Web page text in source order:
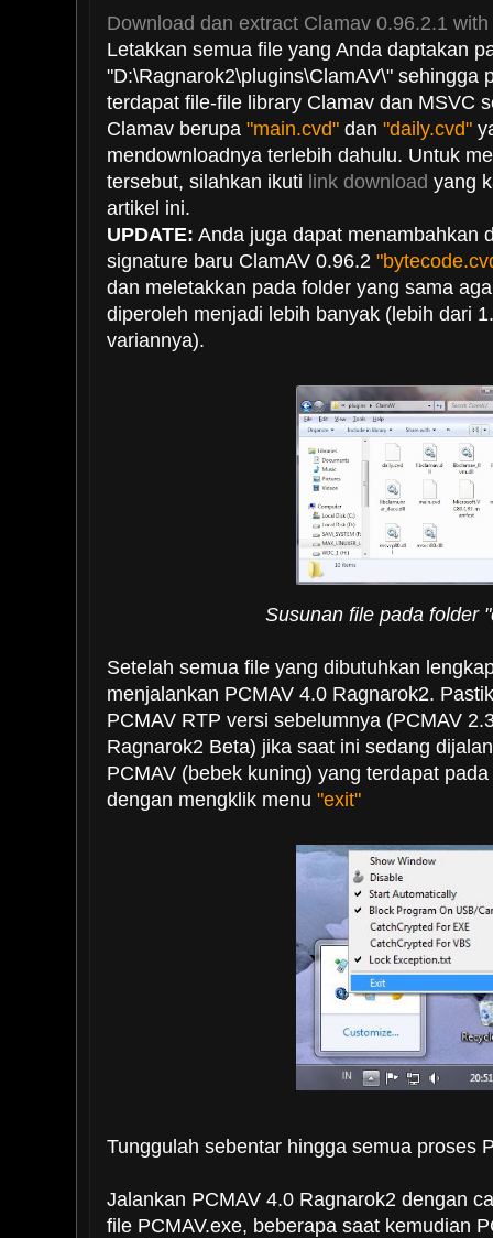
Download dan extract Clamav 0.96.2.1
Letakkan semua file yang Anda daptakan
"D:\Ragnarok2\plugins\ClamAV\" sehingga
terdapat file-file library Clamav dan MSVC
Clamav berupa "main.cvd" dan "daily.cvd"
mendownloadnya terlebih dahulu. Untuk
tersebut, silahkan ikuti link download yang
artikel ini.
UPDATE: Anda juga dapat menambahkan
signature baru ClamAV 0.96.2
dan meletakkan pada folder yang sama
diperoleh menjadi lebih banyak (lebih dari
variannya).
Susunan file pada folder
Setelah semua file yang dibutuhkan
menjalankan PCMAV 4.0 Ragnarok2.
PCMAV RTP versi sebelumnya (PCMAV
Ragnarok2 Beta) jika saat ini sedang
PCMAV (bebek kuning) yang terdapat
dengan mengklik menu "exit"
Tunggulah sebentar hingga semua proses
Jalankan PCMAV 4.0 Ragnarok2 dengan
file PCMAV.exe, beberapa saat kemudian